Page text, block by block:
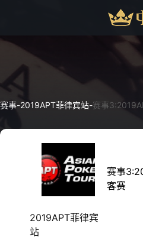
赛事-2019APT菲律宾站-赛事
2019APT菲律宾
站
赛事
客赛